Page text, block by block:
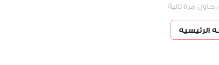
مرة تانية
الرئيسيه